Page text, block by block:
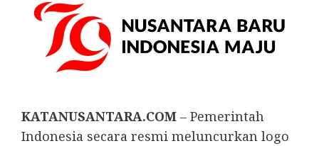
KATANUSANTARA.COM – Pemerintah
Indonesia secara resmi meluncurkan logo